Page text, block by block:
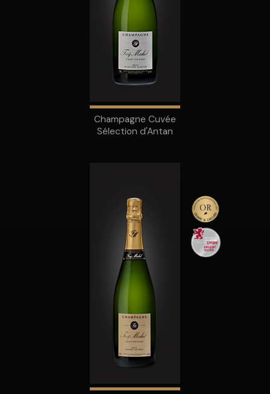
Champagne Cuvée
Sélection d'Antan